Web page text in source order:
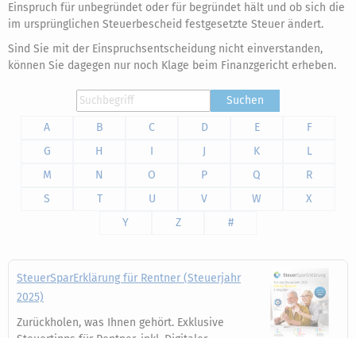
Einspruch für unbegründet oder für begründet hält und ob sich die
im ursprünglichen Steuerbescheid festgesetzte Steuer ändert.
Sind Sie mit der Einspruchsentscheidung nicht einverstanden,
können Sie dagegen nur noch Klage beim Finanzgericht erheben.
Suchen
A
B C D E
F
G
H I J K
L
M
N O P Q
R
S
T U V W
X
Y
Z #
SteuerSparErklärung für Rentner (Steuerjahr
2025)
Zurückholen, was Ihnen gehört. Exklusive